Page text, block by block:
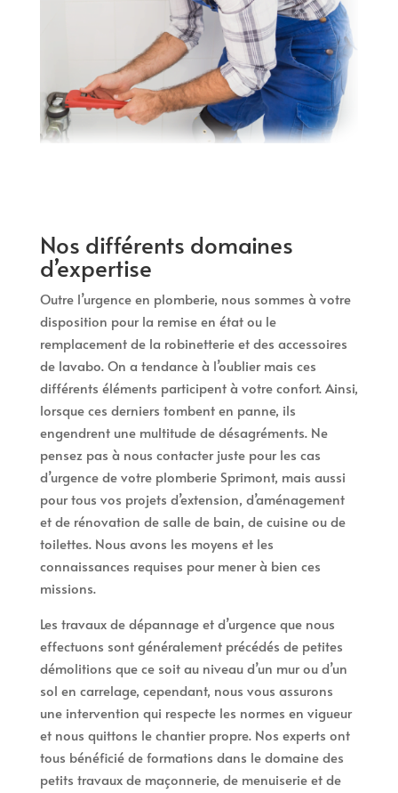
Nos différents domaines
d’expertise
Outre l’urgence en plomberie, nous sommes à votre
disposition pour la remise en état ou le
remplacement de la robinetterie et des accessoires
de lavabo. On a tendance à l’oublier mais ces
différents éléments participent à votre confort. Ainsi,
lorsque ces derniers tombent en panne, ils
engendrent une multitude de désagréments. Ne
pensez pas à nous contacter juste pour les cas
d’urgence de votre plomberie Sprimont, mais aussi
pour tous vos projets d’extension, d’aménagement
et de rénovation de salle de bain, de cuisine ou de
toilettes. Nous avons les moyens et les
connaissances requises pour mener à bien ces
missions.
Les travaux de dépannage et d’urgence que nous
effectuons sont généralement précédés de petites
démolitions que ce soit au niveau d’un mur ou d’un
sol en carrelage, cependant, nous vous assurons
une intervention qui respecte les normes en vigueur
et nous quittons le chantier propre. Nos experts ont
tous bénéficié de formations dans le domaine des
petits travaux de maçonnerie, de menuiserie et de